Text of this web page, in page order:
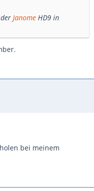
Janome HD9 in
bei meinem